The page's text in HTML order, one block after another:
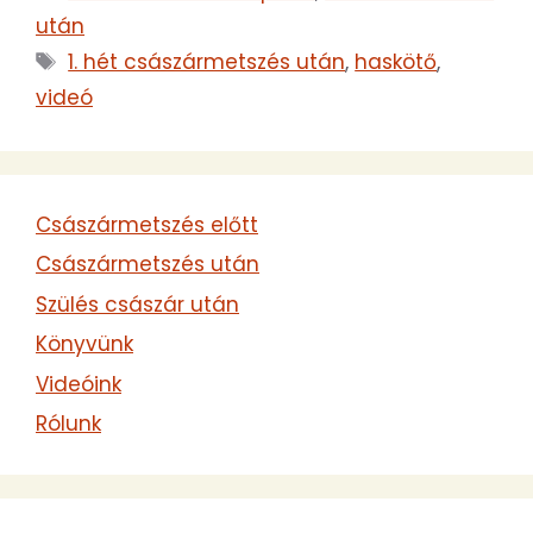
után
Címkék
1. hét császármetszés után, haskötő,
videó
Császármetszés előtt
Császármetszés után
Szülés császár után
Könyvünk
Videóink
Rólunk